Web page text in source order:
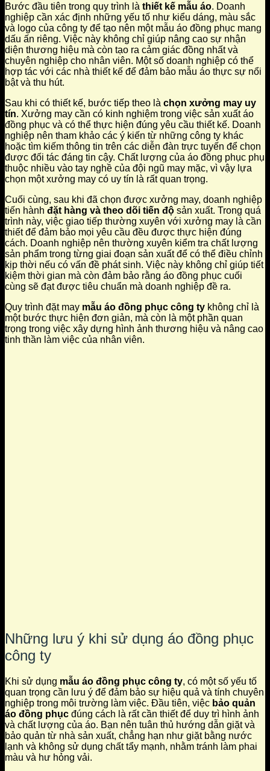
Bước đầu tiên trong quy trình là thiết kế mẫu áo. Doanh
nghiệp cần xác định những yếu tố như kiểu dáng, màu sắc
và logo của công ty để tạo nên một mẫu áo đồng phục mang
dấu ấn riêng. Việc này không chỉ giúp nâng cao sự nhận
diện thương hiệu mà còn tạo ra cảm giác đồng nhất và
chuyên nghiệp cho nhân viên. Một số doanh nghiệp có thể
hợp tác với các nhà thiết kế để đảm bảo mẫu áo thực sự nổi
bật và thu hút.
Sau khi có thiết kế, bước tiếp theo là chọn xưởng may uy
tín. Xưởng may cần có kinh nghiệm trong việc sản xuất áo
đồng phục và có thể thực hiện đúng yêu cầu thiết kế. Doanh
nghiệp nên tham khảo các ý kiến từ những công ty khác
hoặc tìm kiếm thông tin trên các diễn đàn trực tuyến để chọn
được đối tác đáng tin cậy. Chất lượng của áo đồng phục phụ
thuộc nhiều vào tay nghề của đội ngũ may mặc, vì vậy lựa
chọn một xưởng may có uy tín là rất quan trọng.
Cuối cùng, sau khi đã chọn được xưởng may, doanh nghiệp
tiến hành đặt hàng và theo dõi tiến độ sản xuất. Trong quá
trình này, việc giao tiếp thường xuyên với xưởng may là cần
thiết để đảm bảo mọi yêu cầu đều được thực hiện đúng
cách. Doanh nghiệp nên thường xuyên kiểm tra chất lượng
sản phẩm trong từng giai đoạn sản xuất để có thể điều chỉnh
kịp thời nếu có vấn đề phát sinh. Việc này không chỉ giúp tiết
kiệm thời gian mà còn đảm bảo rằng áo đồng phục cuối
cùng sẽ đạt được tiêu chuẩn mà doanh nghiệp đề ra.
Quy trình đặt may mẫu áo đồng phục công ty không chỉ là
một bước thực hiện đơn giản, mà còn là một phần quan
trọng trong việc xây dựng hình ảnh thương hiệu và nâng cao
tinh thần làm việc của nhân viên.
Những lưu ý khi sử dụng áo đồng phục
công ty
Khi sử dụng mẫu áo đồng phục công ty, có một số yếu tố
quan trọng cần lưu ý để đảm bảo sự hiệu quả và tính chuyên
nghiệp trong môi trường làm việc. Đầu tiên, việc bảo quản
áo đồng phục đúng cách là rất cần thiết để duy trì hình ảnh
và chất lượng của áo. Bạn nên tuân thủ hướng dẫn giặt và
bảo quản từ nhà sản xuất, chẳng hạn như giặt bằng nước
lạnh và không sử dụng chất tẩy mạnh, nhằm tránh làm phai
màu và hư hỏng vải.